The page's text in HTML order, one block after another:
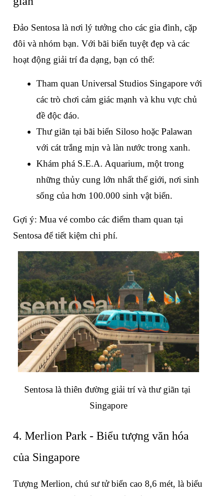
Đảo Sentosa là nơi lý tưởng cho các gia đình, cặp
đôi và nhóm bạn. Với bãi biển tuyệt đẹp và các
hoạt động giải trí đa dạng, bạn có thể:
Tham quan Universal Studios Singapore với
các trò chơi cảm giác mạnh và khu vực chủ
đề độc đáo.
Thư giãn tại bãi biển Siloso hoặc Palawan
với cát trắng mịn và làn nước trong xanh.
Khám phá S.E.A. Aquarium, một trong
những thủy cung lớn nhất thế giới, nơi sinh
sống của hơn 100.000 sinh vật biển.
Gợi ý: Mua vé combo các điểm tham quan tại
Sentosa để tiết kiệm chi phí.
Sentosa là thiên đường giải trí và thư giãn tại
Singapore
4. Merlion Park - Biểu tượng văn hóa
của Singapore
Tượng Merlion, chú sư tử biển cao 8,6 mét, là biểu